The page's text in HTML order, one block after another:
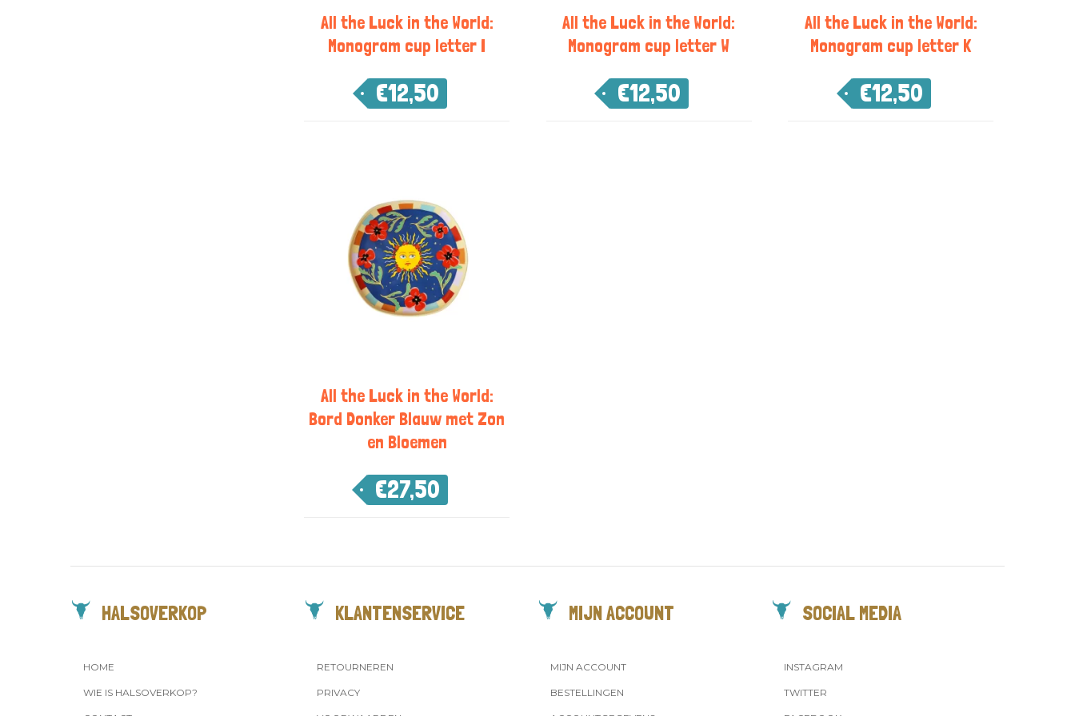
All the Luck in the World:
Monogram cup letter I
€12,50
All the Luck in the World:
Monogram cup letter W
€12,50
All the Luck in the World:
Monogram cup letter K
€12,50
All the Luck in the World:
Bord Donker Blauw met Zon
en Bloemen
€27,50
HALSOVERKOP
HOME
WIE IS HALSOVERKOP?
KLANTENSERVICE
RETOURNEREN
PRIVACY
MIJN ACCOUNT
MIJN ACCOUNT
BESTELLINGEN
SOCIAL MEDIA
INSTAGRAM
TWITTER